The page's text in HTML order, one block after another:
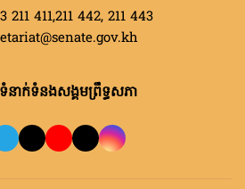
211 411,211 442, 211 443
ាក់ទំនងសង្គមព្រឹទ្ធសភា